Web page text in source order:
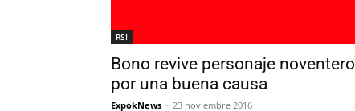
RSI
Bono revive personaje noventero
por una buena causa
ExpokNews - 23 noviembre 2016